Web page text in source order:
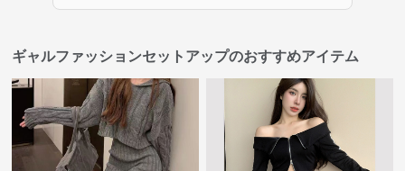
ギャルファッションセットアップのおすすめアイテム